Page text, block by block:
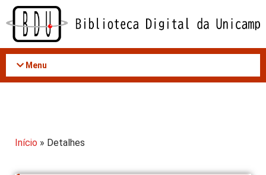
Acessar
conteúdo
Menu
Início » Detalhes